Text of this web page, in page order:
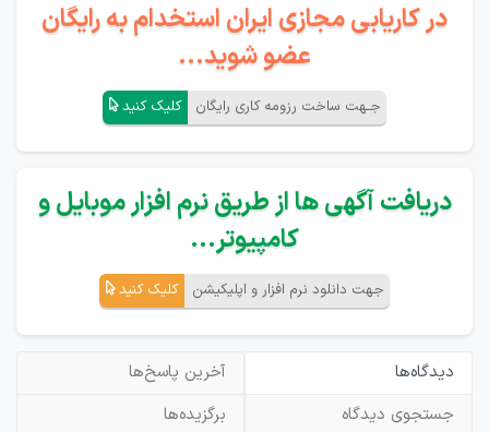
در کاریابی مجازی ایران استخدام به رایگان
عضو شوید...
جـهت ساخت رزومه کاری رایگان کلیک کنید
دریافت آگهی ها از طریق نرم افزار موبایل و
کامپیوتر...
جهت دانلود نرم افزار و اپلیکیشن کلیک کنید
دیدگاه‌ها
آخرین پاسخ‌ها
جستجوی دیدگاه
برگزیده‌ها